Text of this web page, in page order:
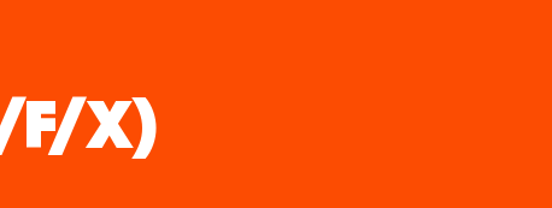
F/X)